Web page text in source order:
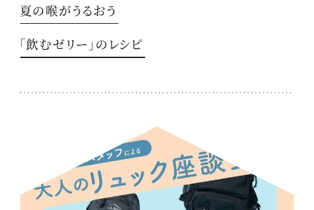
夏の喉がうるおう
「飲むゼリー」のレシピ